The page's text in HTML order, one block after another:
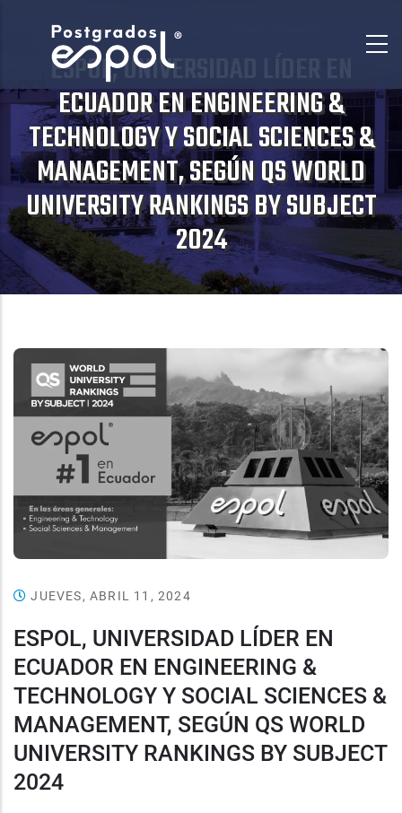
contenido
principal
ESPOL, UNIVERSIDAD LÍDER EN
ECUADOR EN ENGINEERING &
TECHNOLOGY Y SOCIAL SCIENCES &
MANAGEMENT, SEGÚN QS WORLD
UNIVERSITY RANKINGS BY SUBJECT
2024
JUEVES, ABRIL 11, 2024
ESPOL, UNIVERSIDAD LÍDER EN
ECUADOR EN ENGINEERING &
TECHNOLOGY Y SOCIAL SCIENCES &
MANAGEMENT, SEGÚN QS WORLD
UNIVERSITY RANKINGS BY SUBJECT
2024